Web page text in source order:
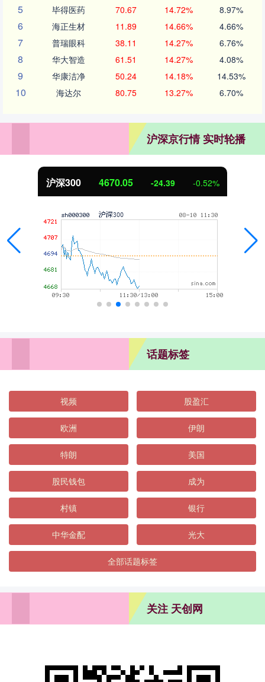
5 毕得医药 70.67 14.72% 8.97%
6 海正生材 11.89 14.66% 4.66%
7 普瑞眼科 38.11 14.27% 6.76%
8 华大智造 61.51 14.27% 4.08%
9 华康洁净 50.24 14.18% 14.53%
10 海达尔 80.75 13.27% 6.70%
沪深京行情 实时轮播
沪深300 4670.05 -24.39 -0.52%
话题标签
视频 股盈汇
欧洲 伊朗
特朗 美国
股民钱包 成为
村镇 银行
中华金配 光大
全部话题标签
关注 天创网